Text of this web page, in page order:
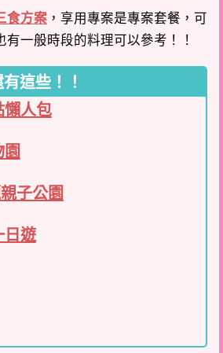
食方案 ，享用專案是專案套餐，可
一般時段的料理可以參考！！
這些！！
懶人包
子公園
日遊